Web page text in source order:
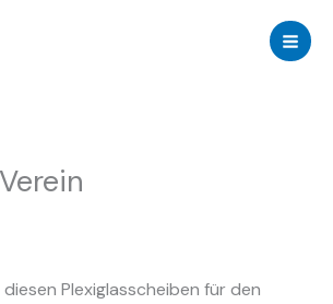
Plexiglasscheiben für den